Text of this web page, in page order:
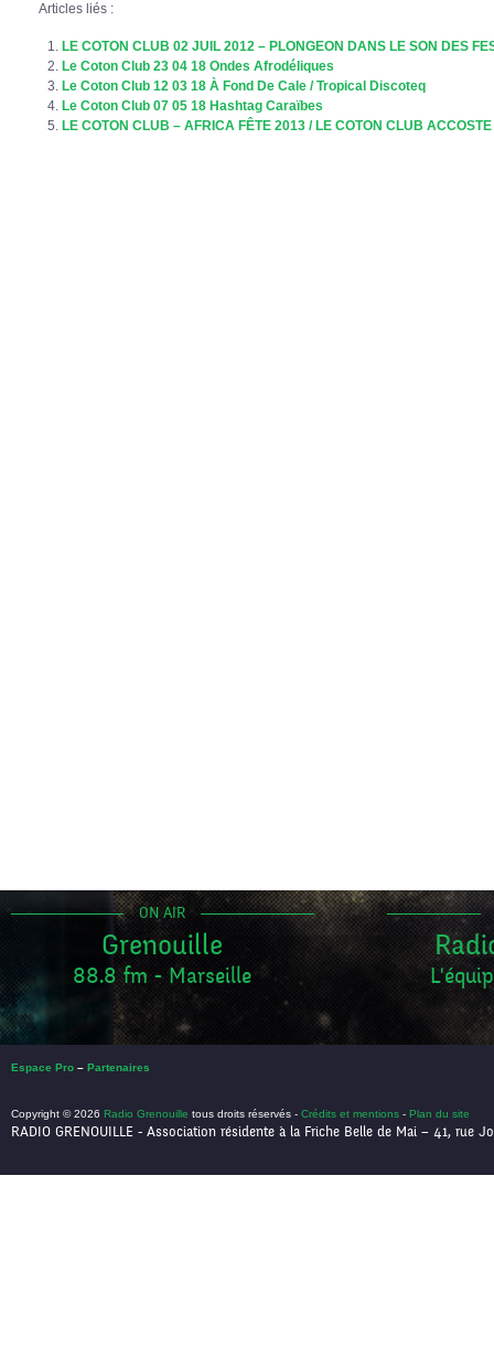
Articles liés :
LE COTON CLUB 02 JUIL 2012 – PLONGEON DANS LE SON DES
Le Coton Club 23 04 18 Ondes Afrodéliques
Le Coton Club 12 03 18 À Fond De Cale / Tropical Discoteq
Le Coton Club 07 05 18 Hashtag Caraïbes
LE COTON CLUB – AFRICA FÊTE 2013 / LE COTON CLUB
ON AIR
Grenouille
88.8 fm - Marseille
Espace Pro – Partenaires
Copyright © 2026 Radio Grenouille tous droits réservés - Crédits et mentions - Plan du site
RADIO GRENOUILLE - Association résidente à la Friche Belle de Mai – 41, rue